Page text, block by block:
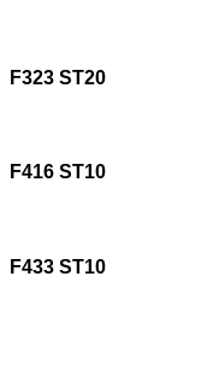
F323 ST20
F416 ST10
F433 ST10